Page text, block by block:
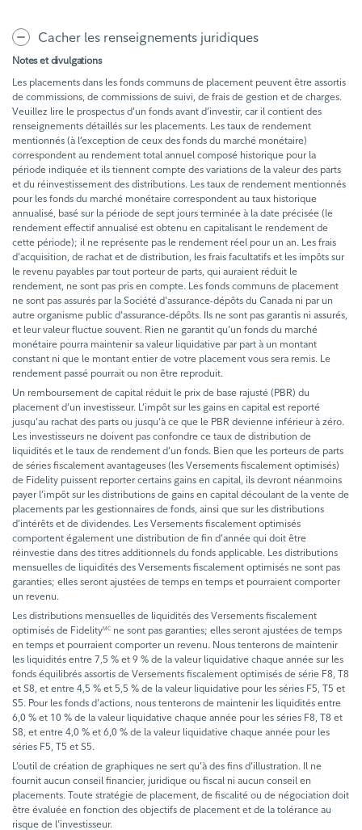
Cacher les renseignements juridiques
Notes et divulgations
Les placements dans les fonds communs de placement peuvent être assortis
de commissions, de commissions de suivi, de frais de gestion et de charges.
Veuillez lire le prospectus d’un fonds avant d’investir, car il contient des
renseignements détaillés sur les placements. Les taux de rendement
mentionnés (à l’exception de ceux des fonds du marché monétaire)
correspondent au rendement total annuel composé historique pour la
période indiquée et ils tiennent compte des variations de la valeur des parts
et du réinvestissement des distributions. Les taux de rendement mentionnés
pour les fonds du marché monétaire correspondent au taux historique
annualisé, basé sur la période de sept jours terminée à la date précisée (le
rendement effectif annualisé est obtenu en capitalisant le rendement de
cette période); il ne représente pas le rendement réel pour un an. Les frais
d’acquisition, de rachat et de distribution, les frais facultatifs et les impôts sur
le revenu payables par tout porteur de parts, qui auraient réduit le
rendement, ne sont pas pris en compte. Les fonds communs de placement
ne sont pas assurés par la Société d'assurance-dépôts du Canada ni par un
autre organisme public d'assurance-dépôts. Ils ne sont pas garantis ni assurés,
et leur valeur fluctue souvent. Rien ne garantit qu’un fonds du marché
monétaire pourra maintenir sa valeur liquidative par part à un montant
constant ni que le montant entier de votre placement vous sera remis. Le
rendement passé pourrait ou non être reproduit.
Un remboursement de capital réduit le prix de base rajusté (PBR) du
placement d’un investisseur. L’impôt sur les gains en capital est reporté
jusqu’au rachat des parts ou jusqu’à ce que le PBR devienne inférieur à zéro.
Les investisseurs ne doivent pas confondre ce taux de distribution de
liquidités et le taux de rendement d’un fonds. Bien que les porteurs de parts
de séries fiscalement avantageuses (les Versements fiscalement optimisés)
de Fidelity puissent reporter certains gains en capital, ils devront néanmoins
payer l’impôt sur les distributions de gains en capital découlant de la vente de
placements par les gestionnaires de fonds, ainsi que sur les distributions
d’intérêts et de dividendes. Les Versements fiscalement optimisés
comportent également une distribution de fin d’année qui doit être
réinvestie dans des titres additionnels du fonds applicable. Les distributions
mensuelles de liquidités des Versements fiscalement optimisés ne sont pas
garanties; elles seront ajustées de temps en temps et pourraient comporter
un revenu.
Les distributions mensuelles de liquidités des Versements fiscalement
optimisés de FidelityMC ne sont pas garanties; elles seront ajustées de temps
en temps et pourraient comporter un revenu. Nous tenterons de maintenir
les liquidités entre 7,5 % et 9 % de la valeur liquidative chaque année sur les
fonds équilibrés assortis de Versements fiscalement optimisés de série F8, T8
et S8, et entre 4,5 % et 5,5 % de la valeur liquidative pour les séries F5, T5 et
S5. Pour les fonds d’actions, nous tenterons de maintenir les liquidités entre
6,0 % et 10 % de la valeur liquidative chaque année pour les séries F8, T8 et
S8, et entre 4,0 % et 6,0 % de la valeur liquidative chaque année pour les
séries F5, T5 et S5.
L’outil de création de graphiques ne sert qu’à des fins d’illustration. Il ne
fournit aucun conseil financier, juridique ou fiscal ni aucun conseil en
placements. Toute stratégie de placement, de fiscalité ou de négociation doit
être évaluée en fonction des objectifs de placement et de la tolérance au
risque de l’investisseur.